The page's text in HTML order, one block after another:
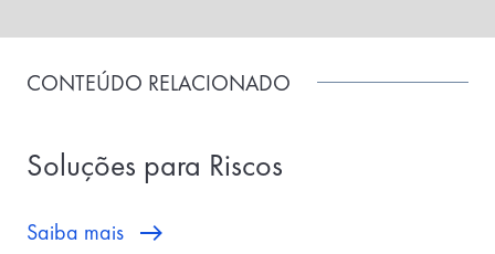
CONTEÚDO RELACIONADO
Soluções para Riscos
Saiba mais